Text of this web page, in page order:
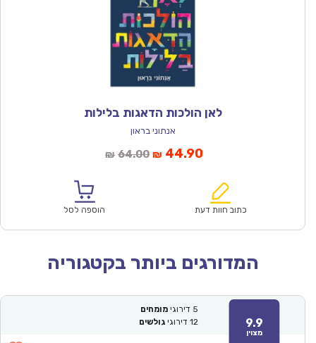
לאן הולכות הדאגות בלילות
אנתוני בראון
₪ 64.00המחיר
₪64.00.
₪ 44.90המחיר
הוא:
כתוב חוות דעת הוספה לסל
המדורגים ביותר בקטגוריה
9.9
מצוין
5 דירוגי מומחים
12 דירוגי גולשים